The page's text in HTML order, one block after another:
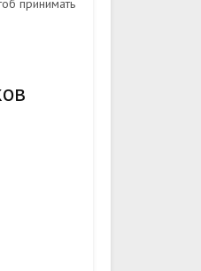
принимать